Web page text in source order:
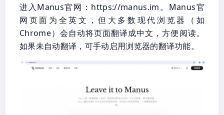
进入Manus官网：https://manus.im。Manus官
网页面为全英文，但大多数现代浏览器（如
Chrome）会自动将页面翻译成中文，方便阅读。
如果未自动翻译，可手动启用浏览器的翻译功能。